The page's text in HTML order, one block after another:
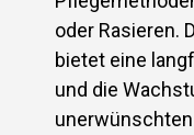
oder Rasieren.
bietet eine
und die